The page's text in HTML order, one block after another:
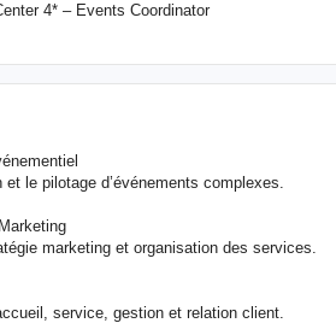
4* – Events Coordinator
le pilotage d’événements complexes.
marketing et organisation des services.
service, gestion et relation client.